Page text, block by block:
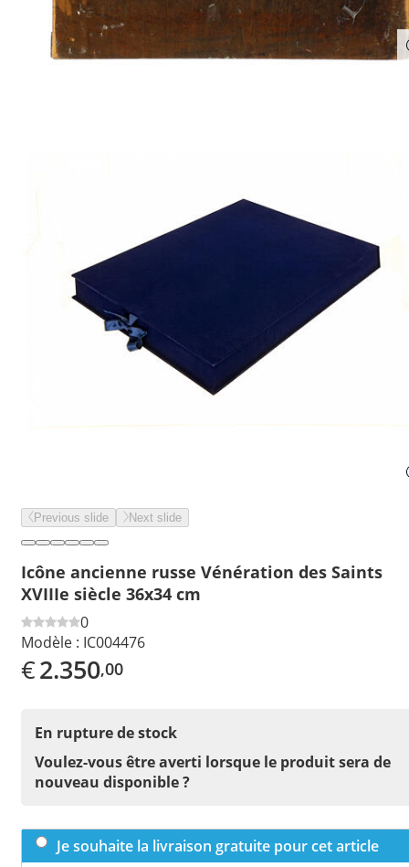
Previous slide Next slide
Icône ancienne russe Vénération des Saints
XVIIIe siècle 36x34 cm
0
Modèle : IC004476
€2.350,00
En rupture de stock
Voulez-vous être averti lorsque le produit sera de
nouveau disponible ?
Je souhaite la livraison gratuite pour cet article